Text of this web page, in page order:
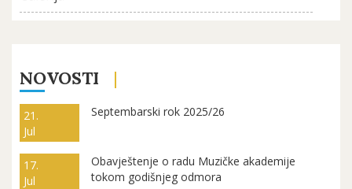
NOVOSTI
21.
Jul
Septembarski rok 2025/26
17.
Jul
Obavještenje o radu Muzičke akademije
tokom godišnjeg odmora